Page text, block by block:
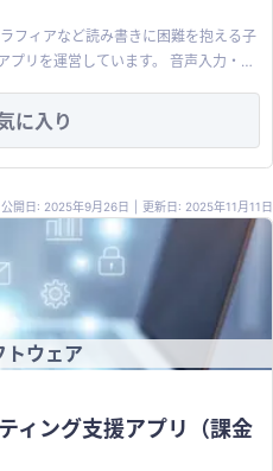
フィアなど読み書きに困難を抱える子
営しています。 音声入力・手
おけるメモ・ノート・課題整理をサポ
たMRRも見込めると考えております。
／タブレット向けのAI音声搭載のノー
た内容を自動でテキスト化し、必要に
文字や印刷物をOCRでデジタル化で
ート作成・学習・情報整理を一気通
ライン広告やSNS、
も可能な設計です。 クラウド基
トを継続しながらアップデートを行っ
に入り
公開日: 2025年9月26日 更新日: 2025年11月11日
トウェア
ィング支援アプリ（課金